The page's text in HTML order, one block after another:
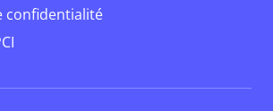
confidentialité